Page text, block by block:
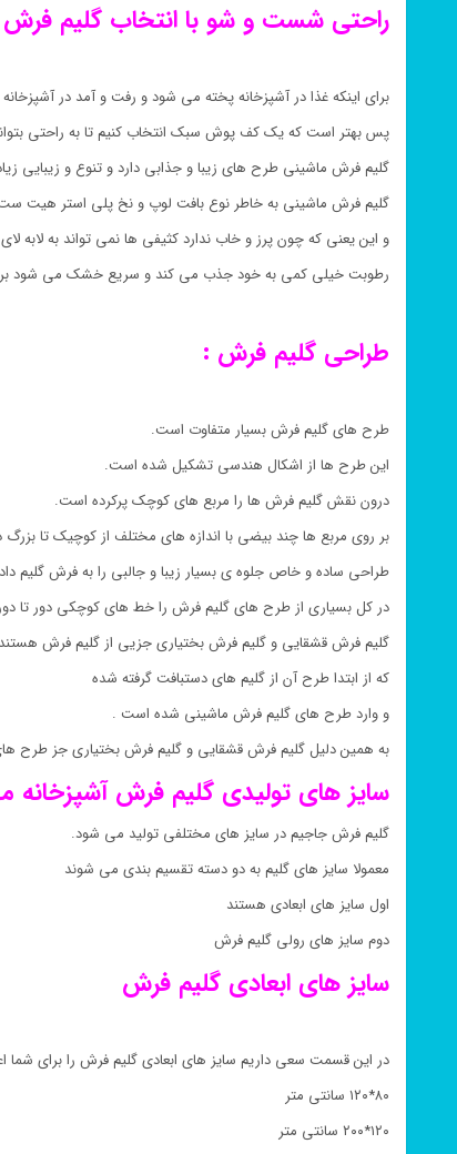
راحتی شست و شو با انتخاب گلیم
برای اینکه غذا در آشپزخانه پخته می شود و رفت و آمد در
پس بهتر است که یک کف پوش سبک انتخاب کنیم تا به راحتی
گلیم فرش ماشینی طرح های زیبا و جذابی دارد و تنوع و زیبایی
گلیم فرش ماشینی به خاطر نوع بافت لوپ و نخ پلی استر هیت
و این یعنی که چون پرز و خاب ندارد کثیفی ها نمی تواند به لابه
رطوبت خیلی کمی به خود جذب می کند و سریع خشک می شود
طراحی گلیم فرش :
طرح های گلیم فرش بسیار متفاوت است.
این طرح ها از اشکال هندسی تشکیل شده است.
درون نقش گلیم فرش ها را مربع های کوچک پرکرده است.
بر روی مربع ها چند بیضی با اندازه های مختلف از کوچیک تا
طراحی ساده و خاص جلوه ی بسیار زیبا و جالبی را به فرش گلیم
در کل بسیاری از طرح های گلیم فرش را خط های کوچکی دور تا
گلیم فرش قشقایی و گلیم فرش بختیاری جزیی از گلیم فرش هستند
که از ابتدا طرح آن از گلیم های دستبافت گرفته شده
و وارد طرح های گلیم فرش ماشینی شده است .
به همین دلیل گلیم فرش قشقایی و گلیم فرش بختیاری جز طرح
سایز های تولیدی گلیم فرشآشپزخانه
گلیم فرش جاجیم در سایز های مختلفی تولید می شود.
معمولا سایز های گلیم به دو دسته تقسیم بندی می شوند
اول سایز های ابعادی هستند
دوم سایز های رولی گلیم فرش
سایز های ابعادی گلیم فرش
در این قسمت سعی داریم سایز های ابعادی گلیم فرش را برای شما
۸۰*۱۲۰ سانتی متر
۱۲۰*۲۰۰ سانتی متر